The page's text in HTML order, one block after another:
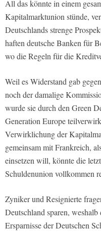
All das könnte in einem
Kapitalmarktunion stünde,
Deutschlands strenge
haften deutsche Banken für
wo die Regeln für die
Weil es Widerstand gab
noch der damalige
wurde sie durch den Green
Generation Europe
Verwirklichung der
gemeinsam mit Frankreich,
einsetzen will, könnte die
Schuldenunion vollkommen
Zyniker und Resignierte
Deutschland sparen,
Ersparnisse der Deutschen